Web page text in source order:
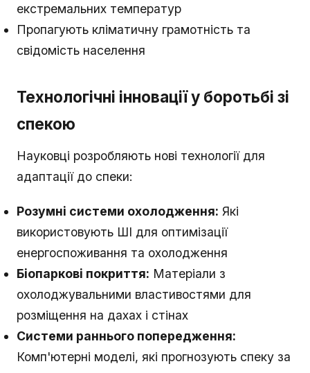
екстремальних температур
Пропагують кліматичну грамотність та
свідомість населення
Технологічні інновації у боротьбі зі
спекою
Науковці розробляють нові технології для
адаптації до спеки:
Розумні системи охолодження: Які
використовують ШІ для оптимізації
енергоспоживання та охолодження
Біопаркові покриття: Матеріали з
охолоджувальними властивостями для
розміщення на дахах і стінах
Системи раннього попередження:
Комп'ютерні моделі, які прогнозують спеку за